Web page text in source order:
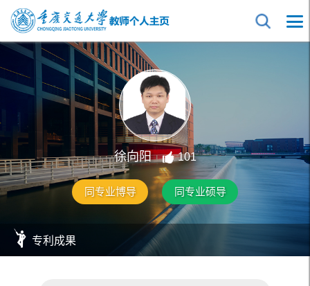
徐向阳 101
同专业博导 同专业硕导
专利成果